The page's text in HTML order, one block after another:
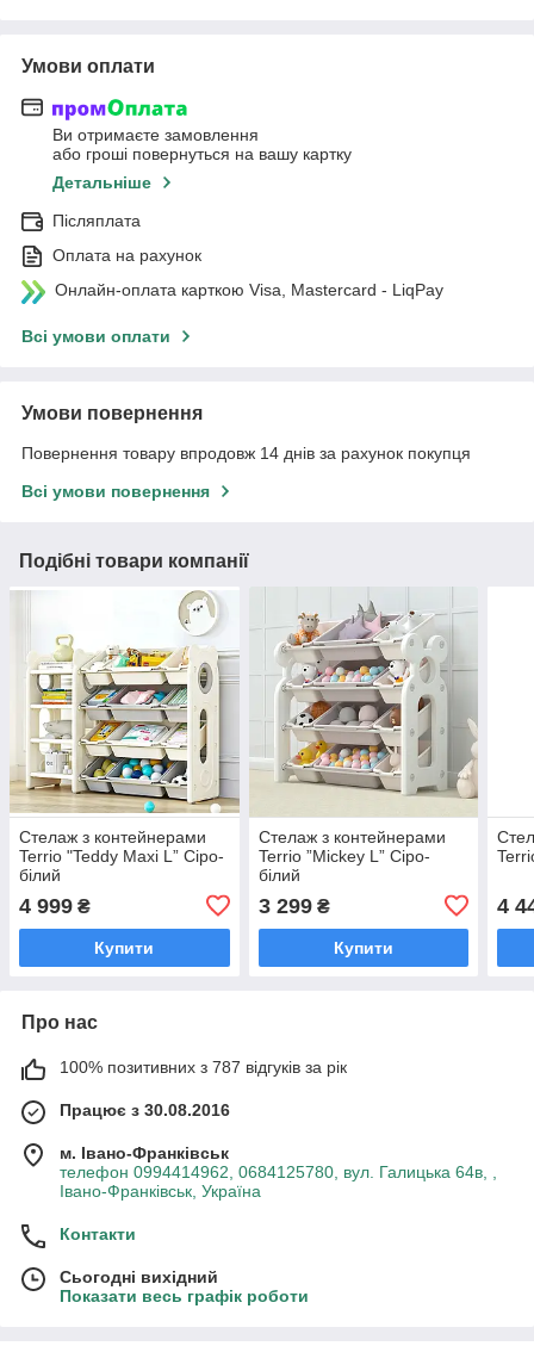
Умови оплати
Ви отримаєте замовлення
або гроші повернуться на вашу картку
Детальніше
Післяплата
Оплата на рахунок
Онлайн-оплата карткою Visa, Mastercard - LiqPay
Всі умови оплати
Умови повернення
Повернення товару впродовж 14 днів за рахунок покупця
Всі умови повернення
Подібні товари компанії
Стелаж з контейнерами
Terrio "Teddy Maxi L” Сіро-
білий
4 999 ₴
Купити
Стелаж з контейнерами
Terrio ”Mickey L” Сіро-
білий
3 299₴
Купити
4
Про нас
100% позитивних з 787 відгуків за рік
Працює з 30.08.2016
м. Івано-Франківськ
телефон 0994414962, 0684125780, вул. Галицька 64в, ,
Івано-Франківськ, Україна
Контакти
Сьогодні вихідний
Показати весь графік роботи